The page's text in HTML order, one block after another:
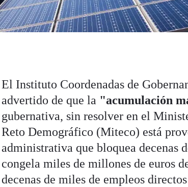
El Instituto Coordenadas de
advertido de que la "acumulación
gubernativa, sin resolver en el
Reto Demográfico (Miteco) está
administrativa que bloquea decenas
congela miles de millones de euros
decenas de miles de empleos